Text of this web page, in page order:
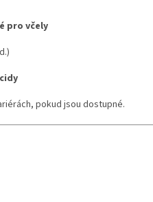
pro včely
pokud jsou dostupné.